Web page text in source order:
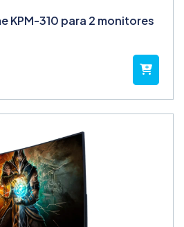
KPM-310 para 2 monitores